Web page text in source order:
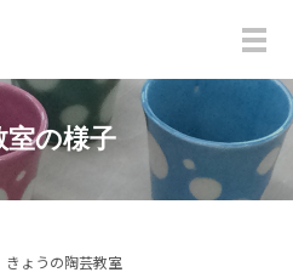
室の様子
きょうの陶芸教室